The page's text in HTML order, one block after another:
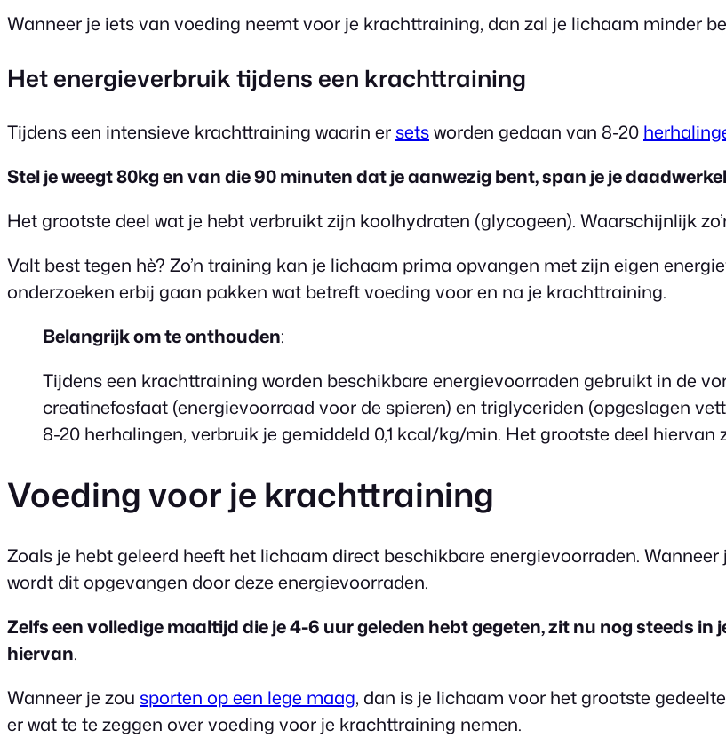
Wanneer je iets van voeding neemt voor je krachttraining, dan zal je lichaam minder
Het energieverbruik tijdens een krachttraining
Tijdens een intensieve krachttraining waarin ersetsworden gedaan van 8-20
Stel je weegt 80kg en van die 90 minuten dat je aanwezig bent, span je je
Het grootste deel wat je hebt verbruikt zijn koolhydraten (glycogeen). Waarschijnlijk
Valt best tegen hè? Zo’n training kan je lichaam prima opvangen met zijn eigen
onderzoeken erbij gaan pakken wat betreft voeding voor en na je krachttraining.
Belangrijk om te onthouden:
Tijdens een krachttraining worden beschikbare energievoorraden gebruikt in de
creatinefosfaat (energievoorraad voor de spieren) en triglyceriden (opgeslagen
8-20 herhalingen, verbruik je gemiddeld 0,1 kcal/kg/min. Het grootste deel
Voeding voor je krachttraining
Zoals je hebt geleerd heeft het lichaam direct beschikbare energievoorraden.
wordt dit opgevangen door deze energievoorraden.
Zelfs een volledige maaltijd die je 4-6 uur geleden hebt gegeten, zit nu nog steeds
hiervan.
Wanneer je zou sporten op een lege maag, dan is je lichaam voor het grootste
er wat te te zeggen over voeding voor je krachttraining nemen.